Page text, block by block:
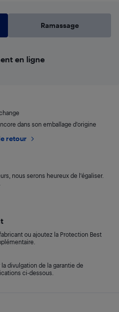
Ramassage
en ligne
dans son emballage d'origine
retour
nous serons heureux de l’égaliser.
ou ajoutez la Protection Best
divulgation de la garantie de
ci-dessous.